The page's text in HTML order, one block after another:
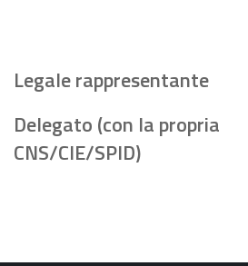
Legale rappresentante
Delegato (con la propria
CNS/CIE/SPID)